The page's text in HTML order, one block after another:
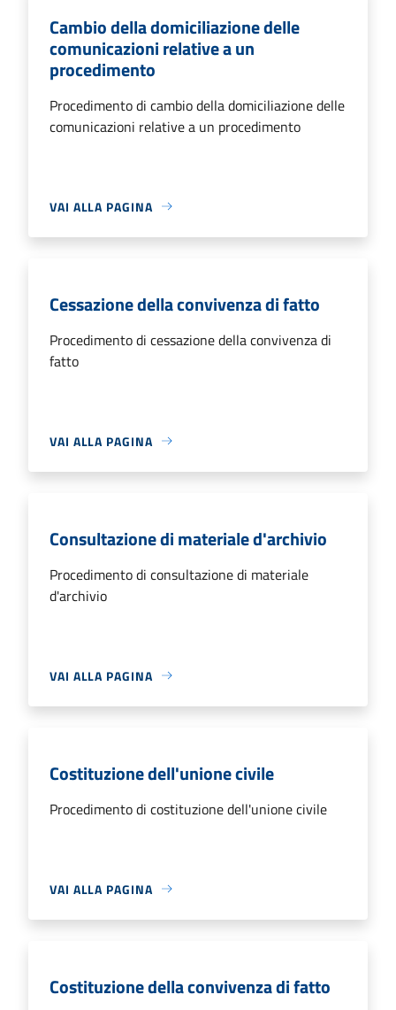
Cambio della domiciliazione delle
comunicazioni relative a un
procedimento
Procedimento di cambio della domiciliazione delle
comunicazioni relative a un procedimento
VAI ALLA PAGINA
Cessazione della convivenza di fatto
Procedimento di cessazione della convivenza di
fatto
VAI ALLA PAGINA
Consultazione di materiale d'archivio
Procedimento di consultazione di materiale
d'archivio
VAI ALLA PAGINA
Costituzione dell'unione civile
Procedimento di costituzione dell'unione civile
VAI ALLA PAGINA
Costituzione della convivenza di fatto